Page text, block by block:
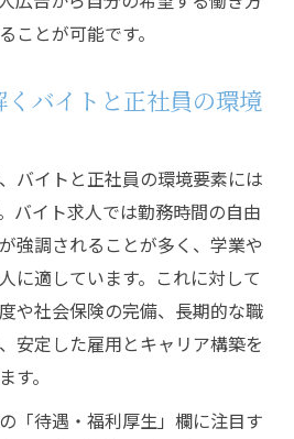
ことが可能です。
バイトと正社員の環境
バイトと正社員の環境要素には
バイト求人では勤務時間の自由
強調されることが多く、学業や
に適しています。これに対して
や社会保険の完備、長期的な職
安定した雇用とキャリア構築を
す。
「待遇・福利厚生」欄に注目す